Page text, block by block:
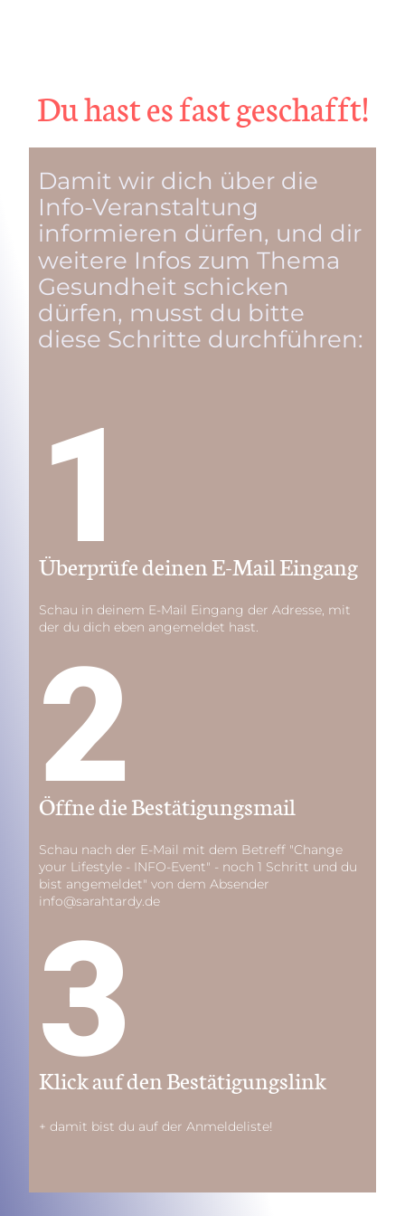
Du hast es fast geschafft!
Damit wir dich über die
Info-Veranstaltung
informieren dürfen, und dir
weitere Infos zum Thema
Gesundheit schicken
dürfen, musst du bitte
diese Schritte durchführen:
1
Überprüfe deinen E-Mail Eingang
Schau in deinem E-Mail Eingang der Adresse, mit
der du dich eben angemeldet hast.
2
Öffne die Bestätigungsmail
Schau nach der E-Mail mit dem Betreff "Change
your Lifestyle - INFO-Event" - noch 1 Schritt und du
bist angemeldet" von dem Absender
info@sarahtardy.de
3
Klick auf den Bestätigungslink
+ damit bist du auf der Anmeldeliste!